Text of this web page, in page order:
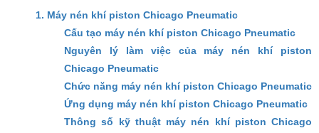
1. Máy nén khí piston Chicago Pneumatic
Cấu tạo máy nén khí piston Chicago Pneumatic
Nguyên lý làm việc của máy nén khí piston
Chicago Pneumatic
Chức năng máy nén khí piston Chicago Pneumatic
Ứng dụng máy nén khí piston Chicago Pneumatic
Thông số kỹ thuật máy nén khí piston Chicago